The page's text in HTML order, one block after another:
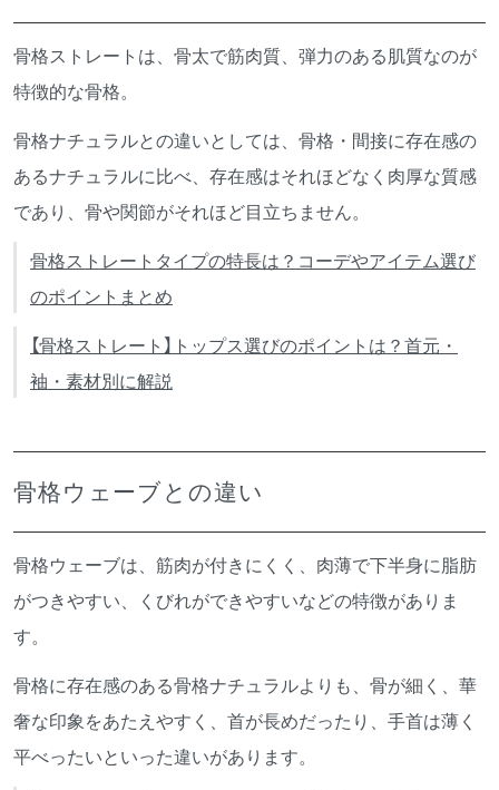
骨格ストレートは、骨太で筋肉質、弾力のある肌質なのが
特徴的な骨格。
骨格ナチュラルとの違いとしては、骨格・間接に存在感の
あるナチュラルに比べ、存在感はそれほどなく肉厚な質感
であり、骨や関節がそれほど目立ちません。
骨格ストレートタイプの特長は？コーデやアイテム選び
のポイントまとめ
【骨格ストレート】トップス選びのポイントは？首元・
袖・素材別に解説
骨格ウェーブとの違い
骨格ウェーブは、筋肉が付きにくく、肉薄で下半身に脂肪
がつきやすい、くびれができやすいなどの特徴がありま
す。
骨格に存在感のある骨格ナチュラルよりも、骨が細く、華
奢な印象をあたえやすく、首が長めだったり、手首は薄く
平べったいといった違いがあります。